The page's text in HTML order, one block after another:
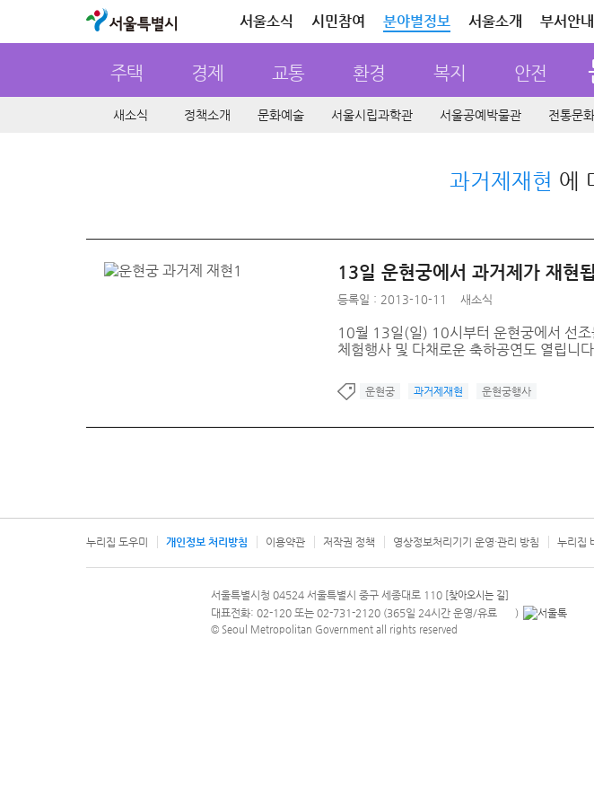
서울특별시 서울소식 시민참여 분야별정보 서울소개 부서안내
주택 경제 교통 환경 복지 안전
새소식 정책소개 문화예술 서울시립과학관 서울공예박물관 전통문화
과거제재현 에
13일 운현궁에서 과거제가 재현
등록일 : 2013-10-11 새소식
10월 13일(일) 10시부터 운현궁에서 선조
체험행사 및 다채로운 축하공연도 열립니
운현궁 과거제재현 운현궁행사
누리집 도우미 개인정보 처리방침 이용약관 저작권 정책 영상정보처리기기 운영·관리 방침 누리집
문의 전화번호 120, 120 다산콜재단
서울특별시청 04524 서울특별시 중구 세종대로 110 [찾아오시는 길]
대표전화: 02-120 또는 02-731-2120 (365일 24시간 운영/유료 안내팝업 열기
)
© Seoul Metropolitan Government all rights reserved